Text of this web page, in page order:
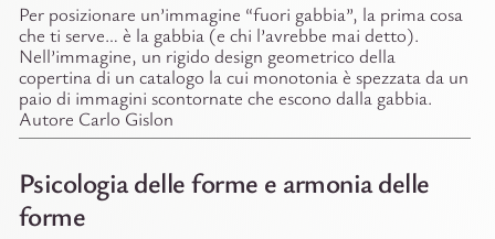
Per posizionare un’immagine “fuori gabbia”, la prima cosa
che ti serve… è la gabbia (e chi l’avrebbe mai detto).
Nell’immagine, un rigido design geometrico della
copertina di un catalogo la cui monotonia è spezzata da un
paio di immagini scontornate che escono dalla gabbia.
Autore Carlo Gislon
Psicologia delle forme e armonia delle
forme